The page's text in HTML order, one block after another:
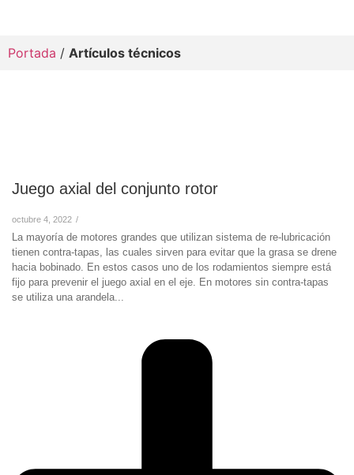
Portada / Artículos técnicos
Juego axial del conjunto rotor
octubre 4, 2022 /
La mayoría de motores grandes que utilizan sistema de re-lubricación
tienen contra-tapas, las cuales sirven para evitar que la grasa se drene
hacia bobinado. En estos casos uno de los rodamientos siempre está
fijo para prevenir el juego axial en el eje. En motores sin contra-tapas
se utiliza una arandela...